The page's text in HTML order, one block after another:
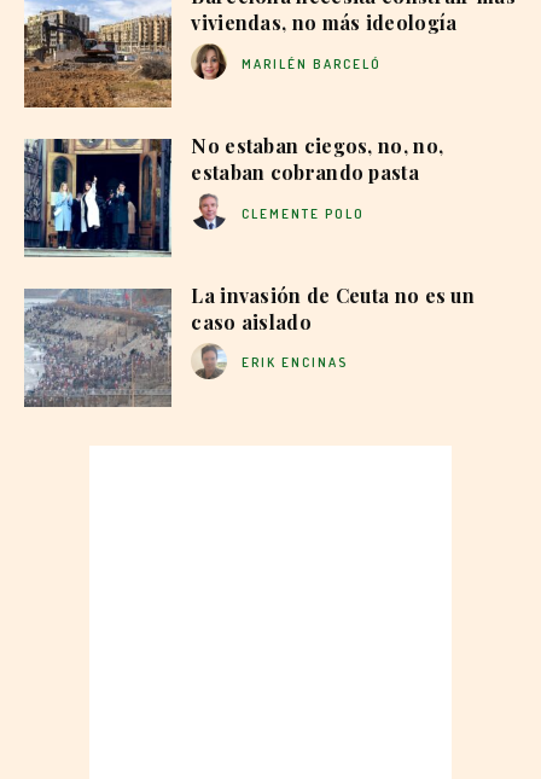
viviendas, no más ideología
MARILÉN BARCELÓ
No estaban ciegos, no, no,
estaban cobrando pasta
CLEMENTE POLO
La invasión de Ceuta no es un
caso aislado
ERIK ENCINAS